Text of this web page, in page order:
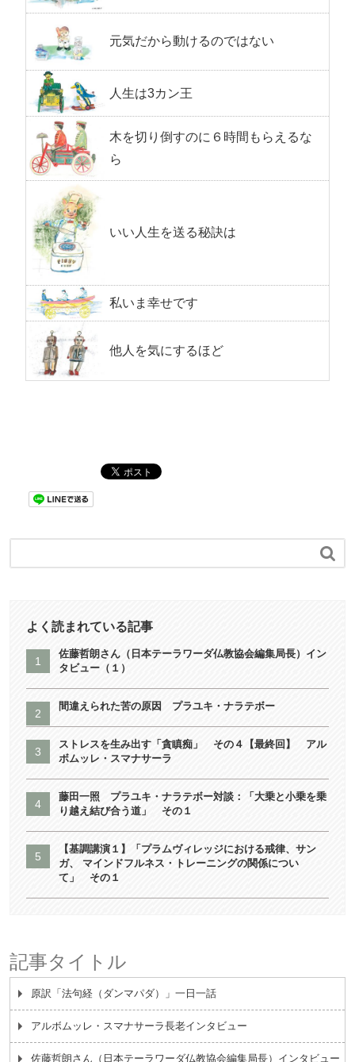
元気だから動けるのではない
人生は3カン王
木を切り倒すのに６時間もらえるな
ら
いい人生を送る秘訣は
私いま幸せです
他人を気にするほど

よく読まれている記事
佐藤哲朗さん（日本テーラワーダ仏教協会編集局長）イン
タビュー（１）
間違えられた苦の原因 プラユキ・ナラテボー
ストレスを生み出す「貪瞋痴」 その４【最終回】 アル
ボムッレ・スマナサーラ
藤田一照 プラユキ・ナラテボー対談：「大乗と小乗を乗
り越え結び合う道」 その１
【基調講演１】「プラムヴィレッジにおける戒律、サン
ガ、 マインドフルネス・トレーニングの関係につい
て」 その１
記事タイトル
原訳「法句経（ダンマパダ）」一日一話
アルボムッレ・スマナサーラ長老インタビュー
佐藤哲朗さん（日本テーラワーダ仏教協会編集局長）インタビュー